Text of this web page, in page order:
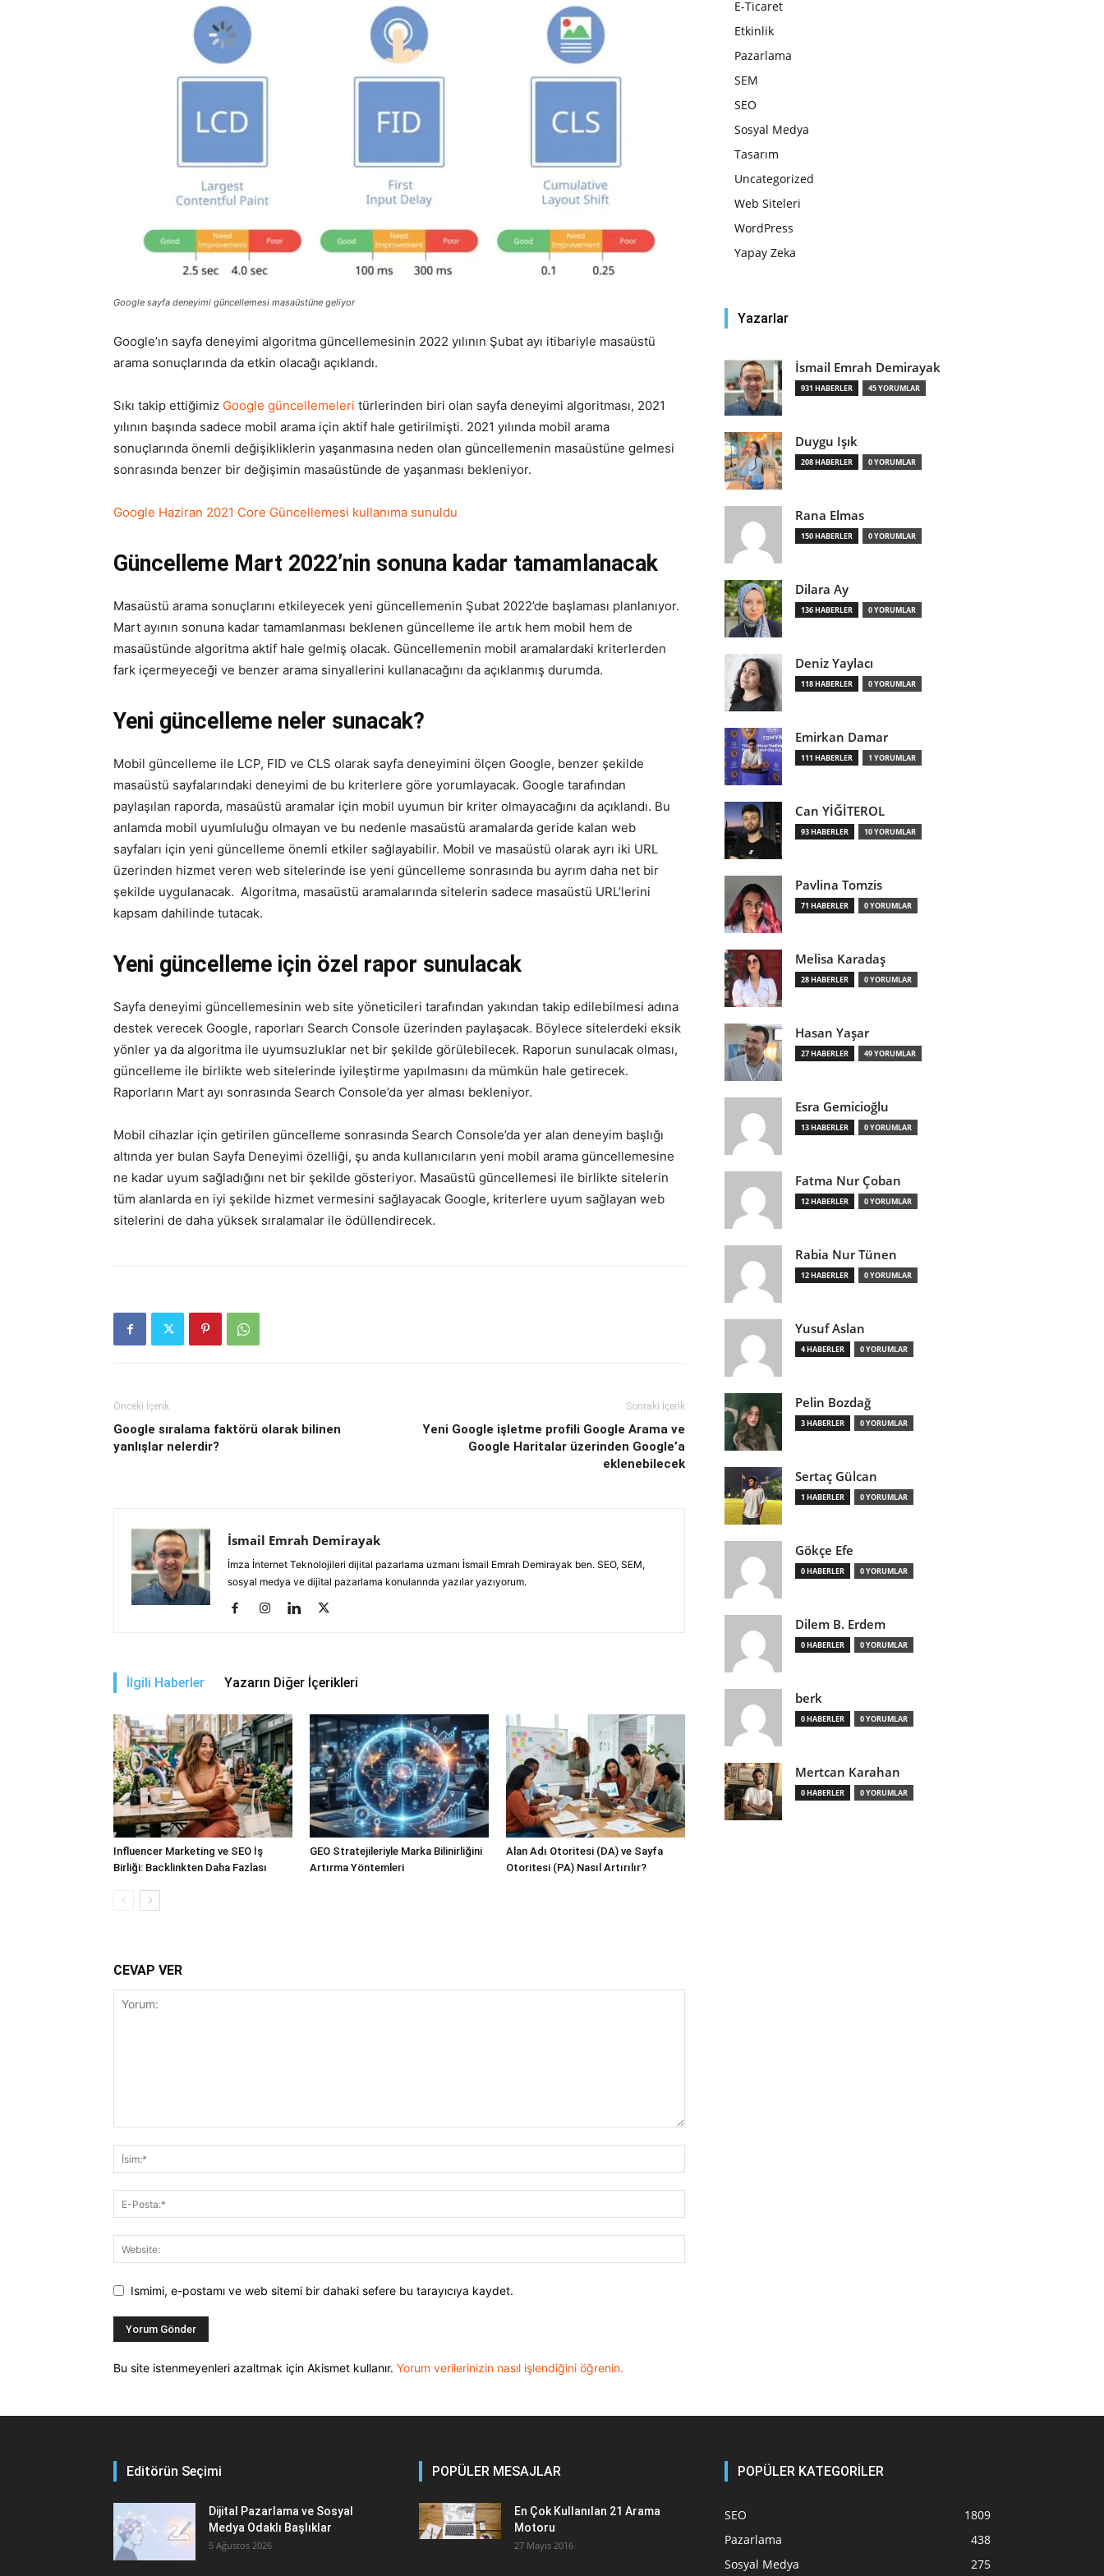
Optimizasyonu
ve
SEO,
ASO,
Google sayfa deneyimi güncellemesi masaüstüne geliyor
Google’ın sayfa deneyimi algoritma güncellemesinin 2022 yılının Şubat ayı itibariyle masaüstü
arama sonuçlarında da etkin olacağı açıklandı.
Sıkı takip ettiğimiz Google güncellemeleri türlerinden biri olan sayfa deneyimi algoritması, 2021
yılının başında sadece mobil arama için aktif hale getirilmişti. 2021 yılında mobil arama
sonuçlarında önemli değişikliklerin yaşanmasına neden olan güncellemenin masaüstüne gelmesi
sonrasında benzer bir değişimin masaüstünde de yaşanması bekleniyor.
Google Haziran 2021 Core Güncellemesi kullanıma sunuldu
Güncelleme Mart 2022’nin sonuna kadar tamamlanacak
Masaüstü arama sonuçlarını etkileyecek yeni güncellemenin Şubat 2022’de başlaması planlanıyor.
Mart ayının sonuna kadar tamamlanması beklenen güncelleme ile artık hem mobil hem de
masaüstünde algoritma aktif hale gelmiş olacak. Güncellemenin mobil aramalardaki kriterlerden
fark içermeyeceği ve benzer arama sinyallerini kullanacağını da açıklanmış durumda.
Yeni güncelleme neler sunacak?
Mobil güncelleme ile LCP, FID ve CLS olarak sayfa deneyimini ölçen Google, benzer şekilde
masaüstü sayfalarındaki deneyimi de bu kriterlere göre yorumlayacak. Google tarafından
paylaşılan raporda, masaüstü aramalar için mobil uyumun bir kriter olmayacağını da açıklandı. Bu
anlamda mobil uyumluluğu olmayan ve bu nedenle masaüstü aramalarda geride kalan web
sayfaları için yeni güncelleme önemli etkiler sağlayabilir. Mobil ve masaüstü olarak ayrı iki URL
üzerinden hizmet veren web sitelerinde ise yeni güncelleme sonrasında bu ayrım daha net bir
şekilde uygulanacak. Algoritma, masaüstü aramalarında sitelerin sadece masaüstü URL’lerini
kapsam dahilinde tutacak.
Yeni güncelleme için özel rapor sunulacak
Sayfa deneyimi güncellemesinin web site yöneticileri tarafından yakından takip edilebilmesi adına
destek verecek Google, raporları Search Console üzerinden paylaşacak. Böylece sitelerdeki eksik
yönler ya da algoritma ile uyumsuzluklar net bir şekilde görülebilecek. Raporun sunulacak olması,
güncelleme ile birlikte web sitelerinde iyileştirme yapılmasını da mümkün hale getirecek.
Raporların Mart ayı sonrasında Search Console’da yer alması bekleniyor.
Mobil cihazlar için getirilen güncelleme sonrasında Search Console’da yer alan deneyim başlığı
altında yer bulan Sayfa Deneyimi özelliği, şu anda kullanıcıların yeni mobil arama güncellemesine
ne kadar uyum sağladığını net bir şekilde gösteriyor. Masaüstü güncellemesi ile birlikte sitelerin
tüm alanlarda en iyi şekilde hizmet vermesini sağlayacak Google, kriterlere uyum sağlayan web
sitelerini de daha yüksek sıralamalar ile ödüllendirecek.
Önceki İçerik
Google sıralama faktörü olarak bilinen
yanlışlar nelerdir?
Sonraki İçerik
Yeni Google işletme profili Google Arama ve
Google Haritalar üzerinden Google’a
eklenebilecek
İsmail Emrah Demirayak
İmza İnternet Teknolojileri dijital pazarlama uzmanı İsmail Emrah Demirayak ben. SEO, SEM,
sosyal medya ve dijital pazarlama konularında yazılar yazıyorum.
İlgili Haberler Yazarın Diğer İçerikleri
Influencer Marketing ve SEO İş
Birliği: Backlinkten Daha Fazlası
GEO Stratejileriyle Marka Bilinirliğini
Artırma Yöntemleri
Alan Adı Otoritesi (DA) ve Sayfa
Otoritesi (PA) Nasıl Artırılır?
CEVAP VER
Ismimi, e-postamı ve web sitemi bir dahaki sefere bu tarayıcıya kaydet.
Bu site istenmeyenleri azaltmak için Akismet kullanır. Yorum verilerinizin nasıl işlendiğini öğrenin.
E-Ticaret
Etkinlik
Pazarlama
SEM
SEO
Sosyal Medya
Tasarım
Uncategorized
Web Siteleri
WordPress
Yapay Zeka
Yazarlar
İsmail Emrah Demirayak
931 HABERLER 45 YORUMLAR
Duygu Işık
208 HABERLER 0 YORUMLAR
Rana Elmas
150 HABERLER 0 YORUMLAR
Dilara Ay
136 HABERLER 0 YORUMLAR
Deniz Yaylacı
118 HABERLER 0 YORUMLAR
Emirkan Damar
111 HABERLER 1 YORUMLAR
Can YİĞİTEROL
93 HABERLER 10 YORUMLAR
Pavlina Tomzis
71 HABERLER 0 YORUMLAR
Melisa Karadaş
28 HABERLER 0 YORUMLAR
Hasan Yaşar
27 HABERLER 49 YORUMLAR
Esra Gemicioğlu
13 HABERLER 0 YORUMLAR
Fatma Nur Çoban
12 HABERLER 0 YORUMLAR
Rabia Nur Tünen
12 HABERLER 0 YORUMLAR
Yusuf Aslan
4 HABERLER 0 YORUMLAR
Pelin Bozdağ
3 HABERLER 0 YORUMLAR
Sertaç Gülcan
1 HABERLER 0 YORUMLAR
Gökçe Efe
0 HABERLER 0 YORUMLAR
Dilem B. Erdem
0 HABERLER 0 YORUMLAR
berk
0 HABERLER 0 YORUMLAR
Mertcan Karahan
0 HABERLER 0 YORUMLAR
Editörün Seçimi
Dijital Pazarlama ve Sosyal
Medya Odaklı Başlıklar
5 Ağustos 2026
POPÜLER MESAJLAR
En Çok Kullanılan 21 Arama
Motoru
27 Mayıs 2016
POPÜLER KATEGORİLER
SEO
1809
Pazarlama
438
Sosyal Medya
275